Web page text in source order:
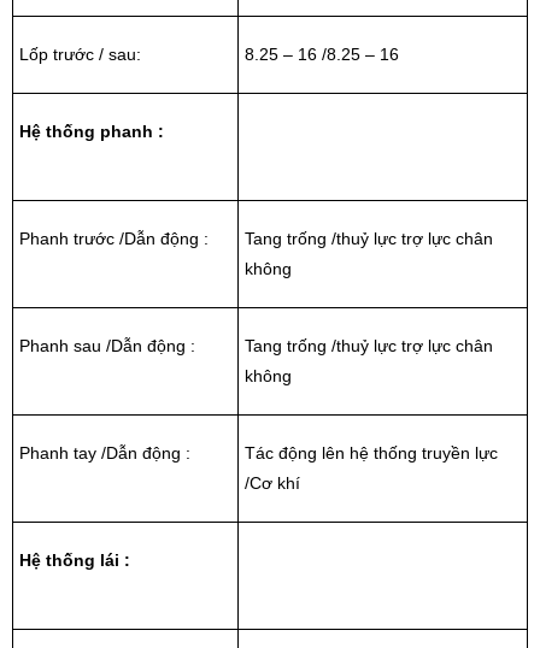
Lốp trước / sau: 8.25 – 16 /8.25 – 16
Hệ thống phanh :
Phanh trước /Dẫn động :
Tang trống /thuỷ lực trợ lực chân
không
Phanh sau /Dẫn động :
Tang trống /thuỷ lực trợ lực chân
không
Phanh tay /Dẫn động :
Tác động lên hệ thống truyền lực
/Cơ khí
Hệ thống lái :